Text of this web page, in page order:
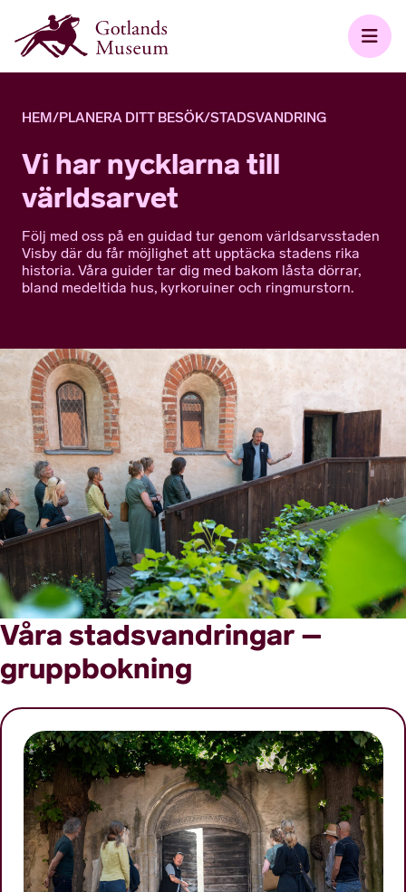
HEM/PLANERA DITT BESÖK/STADSVANDRING
Vi har nycklarna till
världsarvet
Följ med oss på en guidad tur genom världsarvsstaden
Visby där du får möjlighet att upptäcka stadens rika
historia. Våra guider tar dig med bakom låsta dörrar,
bland medeltida hus, kyrkoruiner och ringmurstorn.
Våra stadsvandringar –
gruppbokning